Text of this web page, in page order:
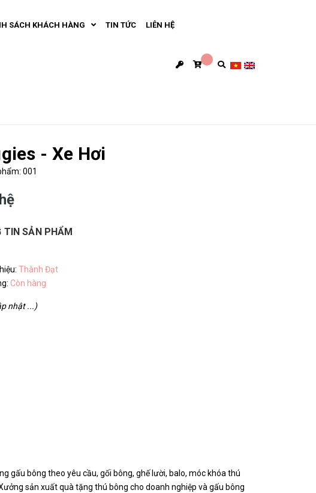
SÁCH KHÁCH HÀNG TIN TỨC LIÊN HỆ
- Xe Hơi
001
TIN SẢN PHẨM
Thành Đạt
Còn hàng
nhật ...)
gấu bông theo yêu cầu, gối bông, ghế lười, balo, móc khóa thú
sản xuất quà tặng thú bông cho doanh nghiệp và gấu bông